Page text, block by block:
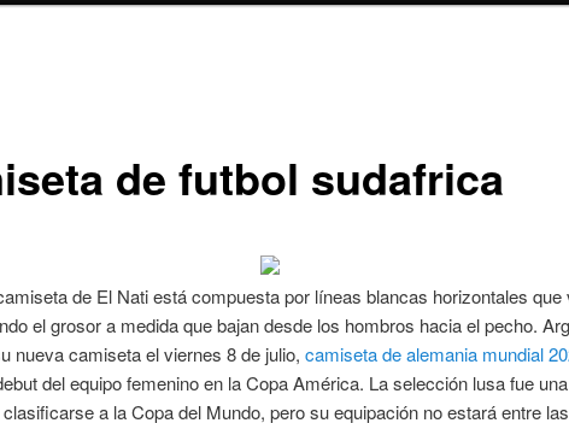
de futbol sudafrica
de El Nati está compuesta por líneas blancas horizontales que
el grosor a medida que bajan desde los hombros hacia el pecho.
nueva camiseta el viernes 8 de julio, camiseta de alemania mundial
del equipo femenino en la Copa América. La selección lusa fue
a la Copa del Mundo, pero su equipación no estará entre las